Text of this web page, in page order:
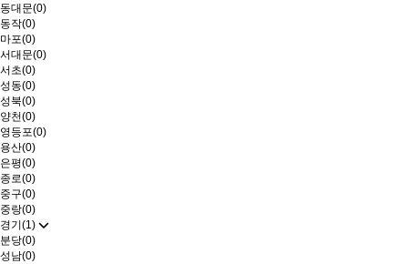
동대문(0)
동작(0)
마포(0)
서대문(0)
서초(0)
성동(0)
성북(0)
양천(0)
영등포(0)
용산(0)
은평(0)
종로(0)
중구(0)
중랑(0)
경기(1)
분당(0)
성남(0)